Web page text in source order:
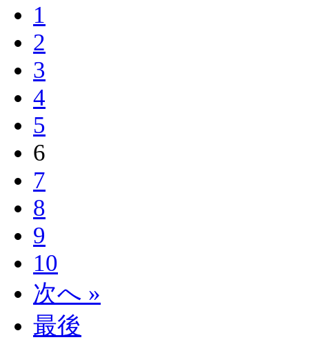
1
2
3
4
5
6
7
8
9
10
次へ »
最後